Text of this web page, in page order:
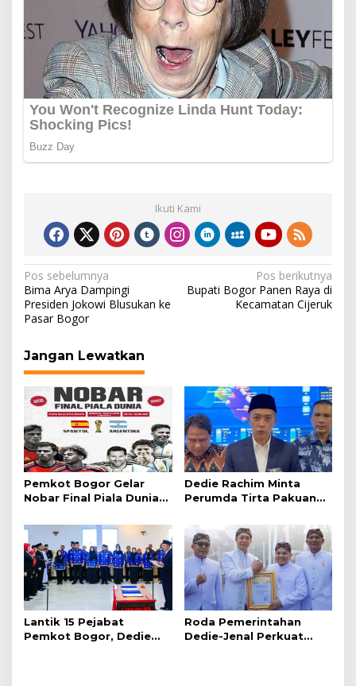
Ikuti Kami
Navigasi
pos
Pos sebelumnya
Bima Arya Dampingi
Presiden Jokowi Blusukan ke
Pasar Bogor
Pos berikutnya
Bupati Bogor Panen Raya di
Kecamatan Cijeruk
Jangan Lewatkan
Pemkot Bogor Gelar
Nobar Final Piala Dunia
Dedie Rachim Minta
Perumda Tirta Pakuan
Warga Terdampak
Kekeringan
Lantik 15 Pejabat
Pemkot Bogor, Dedie
Roda Pemerintahan
Dedie-Jenal Perkuat